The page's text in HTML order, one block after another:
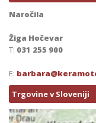
Naročila
Žiga Hočevar
T: 031 255 900
E:
Trgovine v Sloveniji